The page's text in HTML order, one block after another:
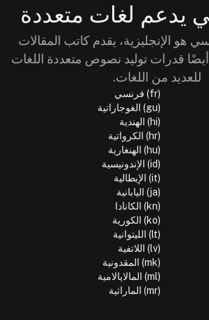
يدعم لغات متعددة
هو الإنجليزية، يقدم كاتب المقالات
أيضًا قدرات توليد نصوص متعددة اللغات
للعديد من اللغات.
(fr) فرنسي
(gu) الغوجاراتية
(hi) الهندية
(hr) الكرواتية
(hu) الهنغارية
(id) الإندونيسية
(it) الإيطالية
(ja) اليابانية
(kn) الكانادا
(ko) الكورية
(lt) الليتوانية
(lv) اللاتفية
(mk) المقدونية
(ml) المالايالامية
(mr) الماراثية